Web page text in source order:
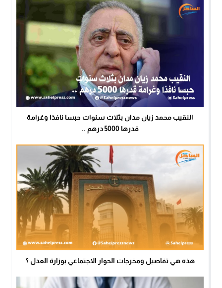
النقيب محمد زيان مدان بثلاث سنوات حبسا نافذا وغرامة
قدرها 5000 درهم ..
هذه هي تفاصيل ومخرجات الحوار الاجتماعي بوزارة العدل ؟